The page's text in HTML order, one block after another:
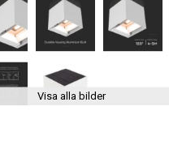
Visa alla bilder